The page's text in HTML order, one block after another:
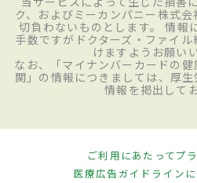
ク、およびミーカンパニー株式
切負わないものとします。 情報
手数ですがドクターズ・ファイ
けますようお願い
なお、「マイナンバーカードの
関」の情報につきましては、厚生
情報を掲出して
ご利用にあたってプ
医療広告ガイドライン